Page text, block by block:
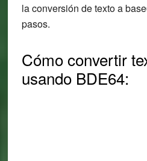
la conversión de texto a
pasos.
Cómo convertir
usando BDE64: